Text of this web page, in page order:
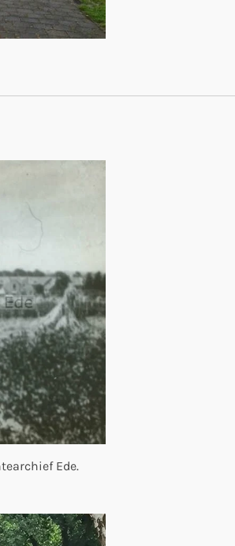
Ede.